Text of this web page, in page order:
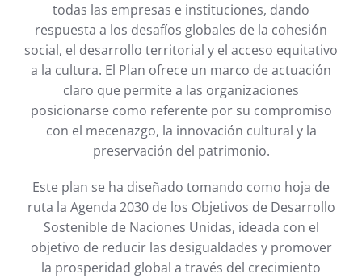
todas las empresas e instituciones, dando
respuesta a los desafíos globales de la cohesión
social, el desarrollo territorial y el acceso equitativo
a la cultura. El Plan ofrece un marco de actuación
claro que permite a las organizaciones
posicionarse como referente por su compromiso
con el mecenazgo, la innovación cultural y la
preservación del patrimonio.
Este plan se ha diseñado tomando como hoja de
ruta la Agenda 2030 de los Objetivos de Desarrollo
Sostenible de Naciones Unidas, ideada con el
objetivo de reducir las desigualdades y promover
la prosperidad global a través del crecimiento